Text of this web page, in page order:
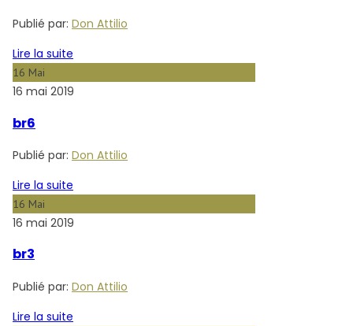
Publié par: Don Attilio
Lire la suite
16 Mai
16 mai 2019
br6
Publié par: Don Attilio
Lire la suite
16 Mai
16 mai 2019
br3
Publié par: Don Attilio
Lire la suite